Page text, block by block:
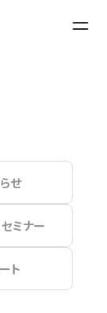
せ
セミナー
ト